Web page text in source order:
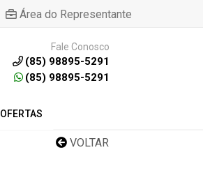
Área do Representante
Fale Conosco
(85) 98895-5291
(85) 98895-5291
OFERTAS
VOLTAR